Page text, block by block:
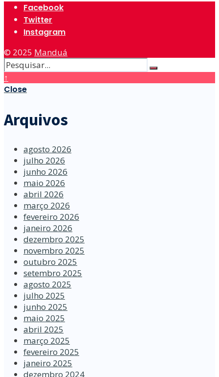
Facebook
Twitter
Instagram
© 2025 Manduá
↑
Close
Arquivos
agosto 2026
julho 2026
junho 2026
maio 2026
abril 2026
março 2026
fevereiro 2026
janeiro 2026
dezembro 2025
novembro 2025
outubro 2025
setembro 2025
agosto 2025
julho 2025
junho 2025
maio 2025
abril 2025
março 2025
fevereiro 2025
janeiro 2025
dezembro 2024